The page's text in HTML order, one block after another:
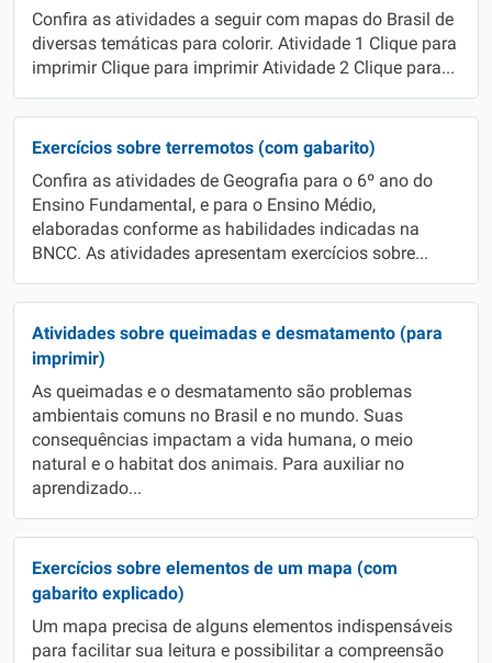
Confira as atividades a seguir com mapas do Brasil de
diversas temáticas para colorir. Atividade 1 Clique para
imprimir Clique para imprimir Atividade 2 Clique para...
Exercícios sobre terremotos (com gabarito)
Confira as atividades de Geografia para o 6º ano do
Ensino Fundamental, e para o Ensino Médio,
elaboradas conforme as habilidades indicadas na
BNCC. As atividades apresentam exercícios sobre...
Atividades sobre queimadas e desmatamento (para
imprimir)
As queimadas e o desmatamento são problemas
ambientais comuns no Brasil e no mundo. Suas
consequências impactam a vida humana, o meio
natural e o habitat dos animais. Para auxiliar no
aprendizado...
Exercícios sobre elementos de um mapa (com
gabarito explicado)
Um mapa precisa de alguns elementos indispensáveis
para facilitar sua leitura e possibilitar a compreensão